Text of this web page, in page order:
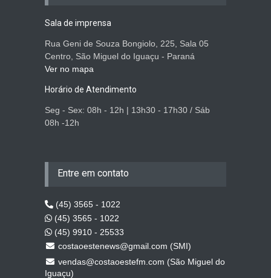
Sala de imprensa
Rua Geni de Souza Bongiolo, 225, Sala 05
Centro, São Miguel do Iguaçu - Paraná
Ver no mapa
Horário de Atendimento
Seg - Sex: 08h - 12h | 13h30 - 17h30 / Sáb
08h -12h
Entre em contato
(45) 3565 - 1022
(45) 3565 - 1022
(45) 9910 - 25533
costaoestenews@gmail.com (SMI)
vendas@costaoestefm.com (São Miguel do
Iguaçu)